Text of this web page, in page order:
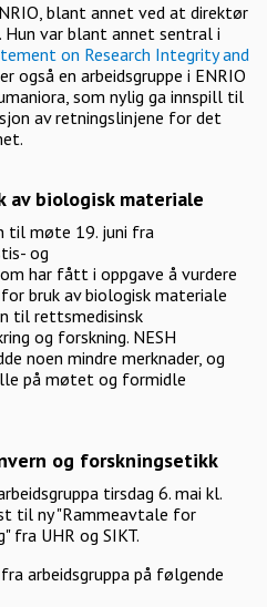
blant annet ved at direktør
var blant annet sentral i
on Research Integrity and
også en arbeidsgruppe i ENRIO
som nylig ga innspill til
av retningslinjene for det
av biologisk materiale
til møte 19. juni fra
og
har fått i oppgave å vurdere
bruk av biologisk materiale
til rettsmedisinsk
og forskning. NESH
noen mindre merknader, og
på møtet og formidle
og forskningsetikk
tirsdag 6. mai kl.
til ny "Rammeavtale for
fra UHR og SIKT.
arbeidsgruppa på følgende